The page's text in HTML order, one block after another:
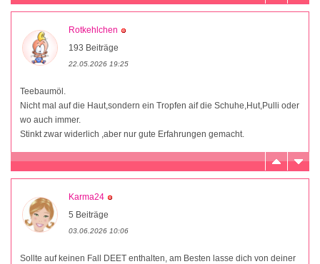
Rotkehlchen
193 Beiträge
22.05.2026 19:25
Teebaumöl.
Nicht mal auf die Haut,sondern ein Tropfen aif die Schuhe,Hut,Pulli oder
wo auch immer.
Stinkt zwar widerlich ,aber nur gute Erfahrungen gemacht.
Karma24
5 Beiträge
03.06.2026 10:06
Sollte auf keinen Fall DEET enthalten, am Besten lasse dich von deiner